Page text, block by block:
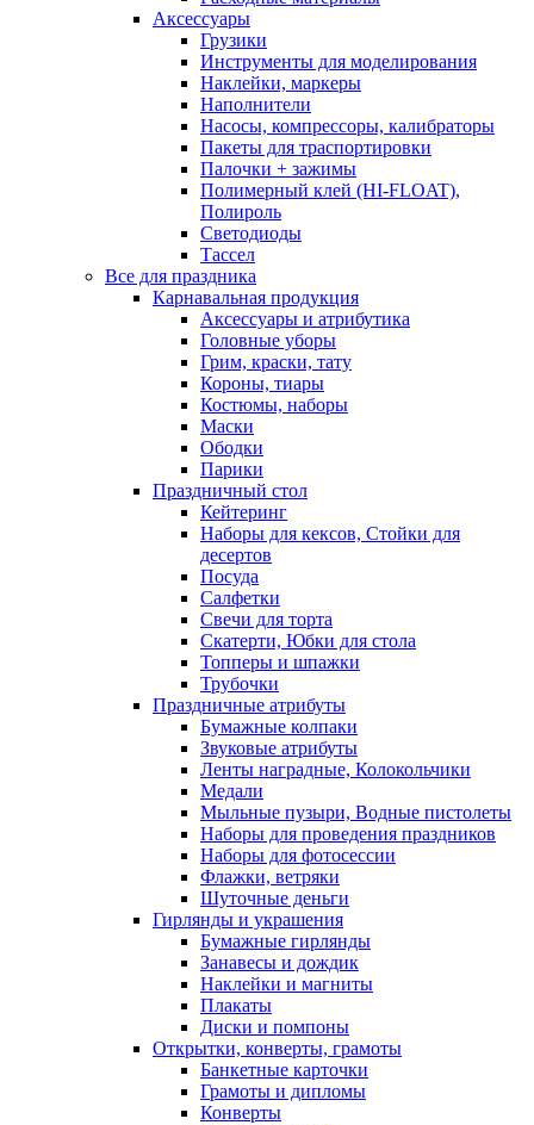
Аксессуары
Грузики
Инструменты для моделирования
Наклейки, маркеры
Наполнители
Насосы, компрессоры, калибраторы
Пакеты для траспортировки
Палочки + зажимы
Полимерный клей (HI-FLOAT),
Полироль
Светодиоды
Тассел
Все для праздника
Карнавальная продукция
Аксессуары и атрибутика
Головные уборы
Грим, краски, тату
Короны, тиары
Костюмы, наборы
Маски
Ободки
Парики
Праздничный стол
Кейтеринг
Наборы для кексов, Стойки для
десертов
Посуда
Салфетки
Свечи для торта
Скатерти, Юбки для стола
Топперы и шпажки
Трубочки
Праздничные атрибуты
Бумажные колпаки
Звуковые атрибуты
Ленты наградные, Колокольчики
Медали
Мыльные пузыри, Водные пистолеты
Наборы для проведения праздников
Наборы для фотосессии
Флажки, ветряки
Шуточные деньги
Гирлянды и украшения
Бумажные гирлянды
Занавесы и дождик
Наклейки и магниты
Плакаты
Диски и помпоны
Открытки, конверты, грамоты
Банкетные карточки
Грамоты и дипломы
Конверты